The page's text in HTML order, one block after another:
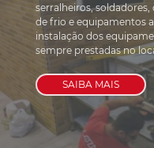
serralheiros,
de frio e equipamentos
instalação dos
sempre prestadas no
SAIBA MAIS